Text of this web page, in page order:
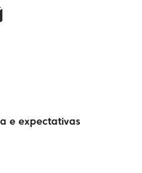
e expectativas